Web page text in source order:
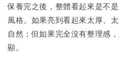
保養完之後，整體看起來是不
風格。如果亮到看起來太厚、
自然；但如果完全沒有整理感
顯。